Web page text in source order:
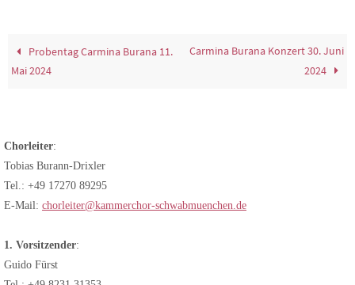
Probentag Carmina Burana 11.
Mai 2024
Carmina Burana Konzert 30. Juni
2024
Chorleiter:
Tobias Burann-Drixler
Tel.: +49 17270 89295
E-Mail: chorleiter@kammerchor-schwabmuenchen.de
1. Vorsitzender:
Guido Fürst